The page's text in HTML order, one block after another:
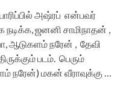
அஷ்ரப் என்பவர்
நடிக்க, ஜனனி சாமிநாதன் ,
ஆடுகளம் நரேன் , தேவி
படம். பெரும்
நரேன்) மகன் வீராவுக்கு …